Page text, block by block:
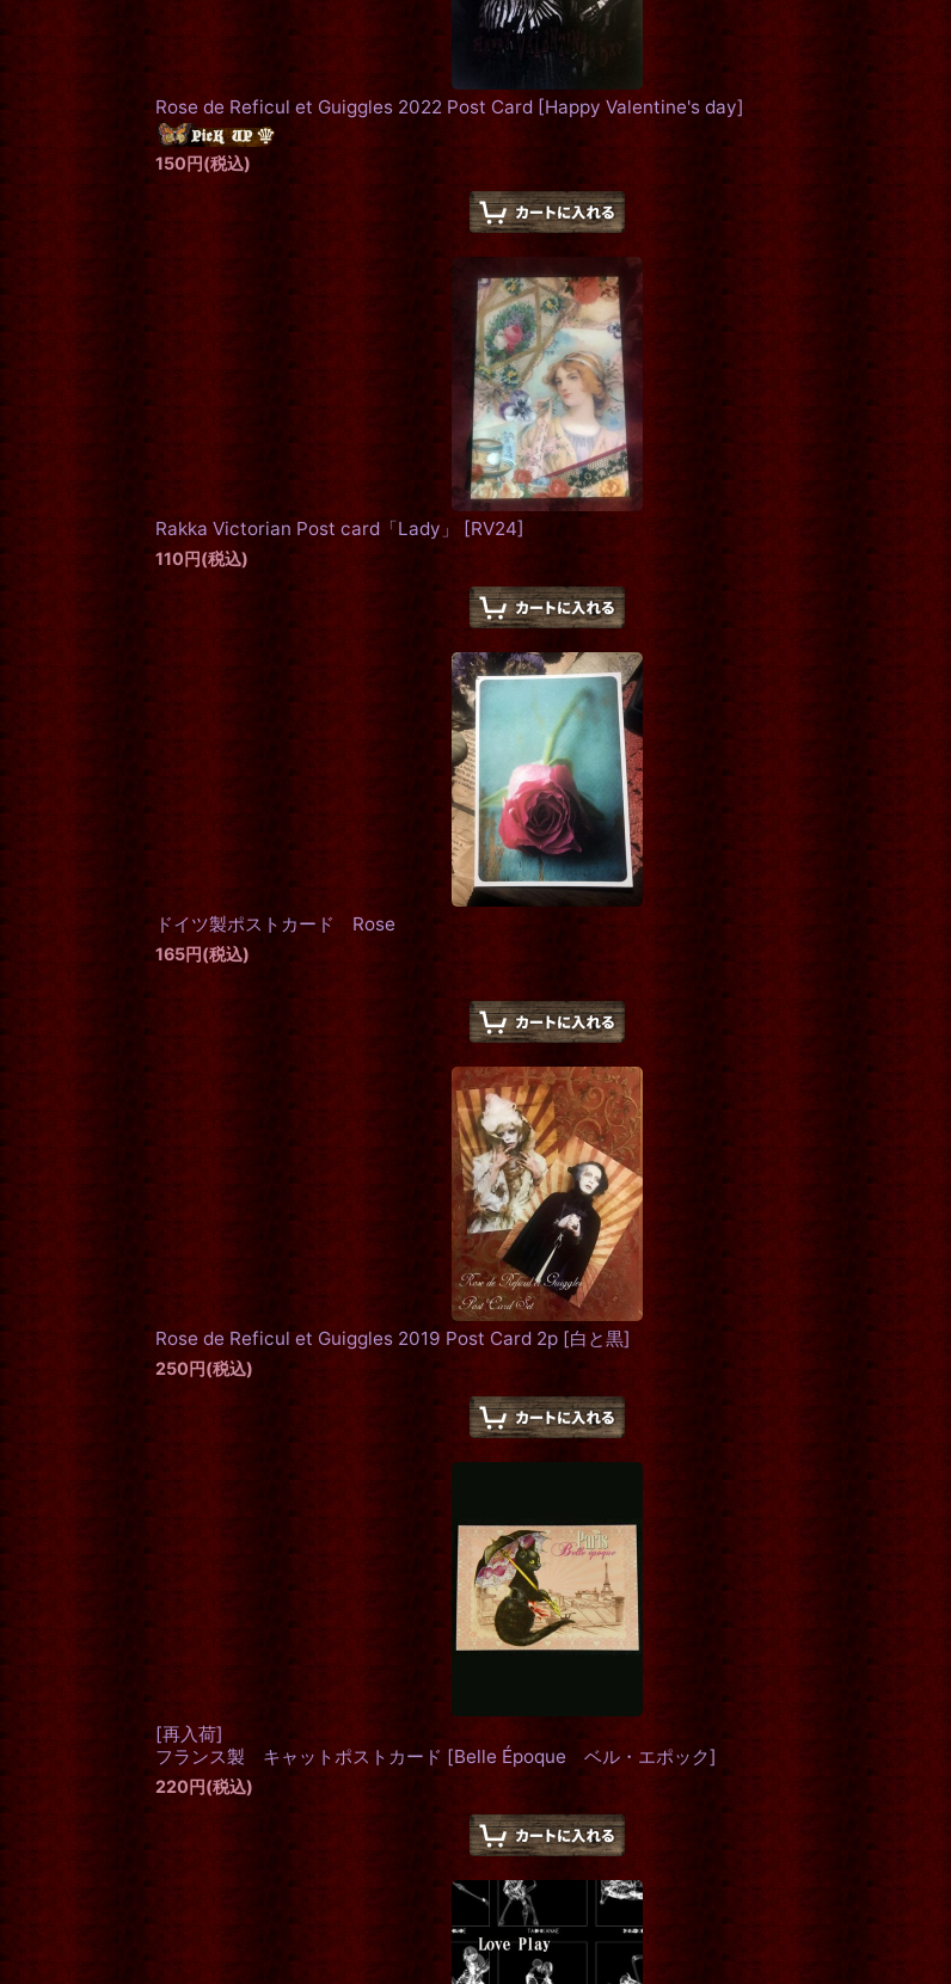
Rose de Reficul et Guiggles 2022 Post Card [Happy Valentine's day]
150円(税込)
Rakka Victorian Post card「Lady」 [RV24]
110円(税込)
ドイツ製ポストカード Rose
165円(税込)
Rose de Reficul et Guiggles 2019 Post Card 2p [白と黒]
250円(税込)
[再入荷]
フランス製 キャットポストカード [Belle Époque ベル・エポック]
220円(税込)